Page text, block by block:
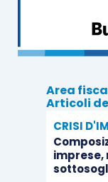
relazione
della
Area
Articoli
CRISI
imprese,